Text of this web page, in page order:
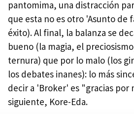
pantomima, una distracción
que esta no es otro 'Asunto de
éxito). Al final, la balanza se
bueno (la magia, el
ternura) que por lo malo (los
los debates inanes): lo más
decir a 'Broker' es "gracias por
siguiente, Kore-Eda.